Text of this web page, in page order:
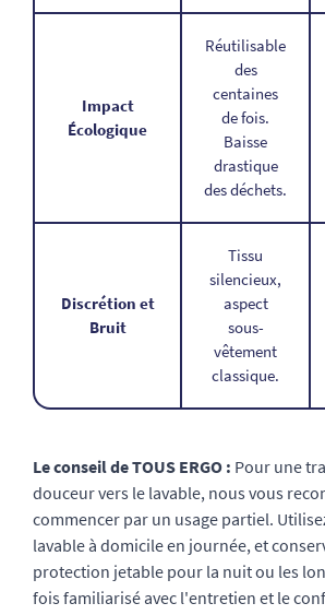
Impact
Écologique
Réutilisable
des
centaines
de fois.
Baisse
drastique
des déchets.
Discrétion et
Bruit
Tissu
silencieux,
aspect
sous-
vêtement
classique.
Le conseil de TOUS ERGO : Pour une
douceur vers le lavable, nous vous
commencer par un usage partiel.
lavable à domicile en journée, et
protection jetable pour la nuit ou les
fois familiarisé avec l'entretien et le